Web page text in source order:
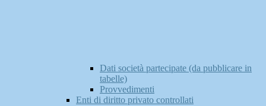
Dati società partecipate (da pubblicare in
tabelle)
Provvedimenti
Enti di diritto privato controllati